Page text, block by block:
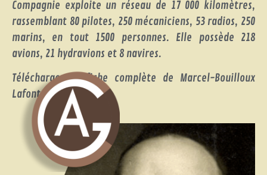
Compagnie exploite un réseau de 17 000 kilomètres,
rassemblant 80 pilotes, 250 mécaniciens, 53 radios, 250
marins, en tout 1500 personnes. Elle possède 218
avions, 21 hydravions et 8 navires.
Télécharger la fiche complète de Marcel-Bouilloux
Lafont via ce lien: